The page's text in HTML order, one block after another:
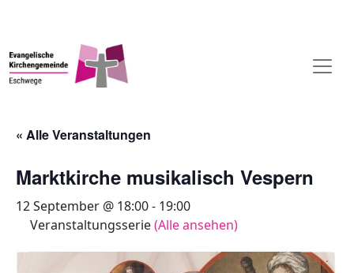
« Alle Veranstaltungen
Marktkirche musikalisch Vespern
12 September @ 18:00- 19:00
Veranstaltungsserie(Alle ansehen)